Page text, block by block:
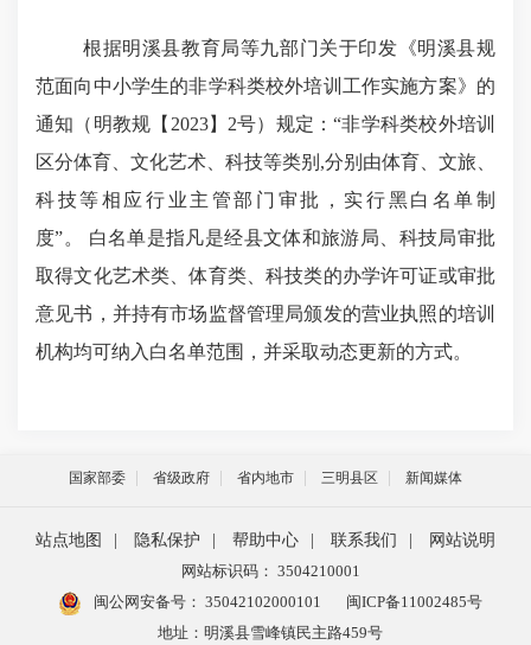
根据明溪县教育局等九部门关于印发《明溪县规
范面向中小学生的非学科类校外培训 工作实施方案》 的
通知（明教规【 2023】2号）规定：“非学科类校外培训
区分体育、文化艺术、科技等类别,分别由体育、文旅、
科技等相应行业主管部门审批 ， 实行黑白名单制
度”。 白名单是指 凡是经县文体和旅游局、科技局审批
取得文化艺术类、体育类、科技类的办学许可证或审批
意见书，并持有市场监督管理局颁发的营业执照的培训
机构均可纳入白名单范围， 并采取动态更新的方式。
国家部委 省级政府 省内地市 三明县区 新闻媒体
站点地图 隐私保护 帮助中心 联系我们
网站说明
网站标识码： 3504210001
闽公网安备号： 35042102000101
闽ICP备11002485号
地址：明溪县雪峰镇民主路459号